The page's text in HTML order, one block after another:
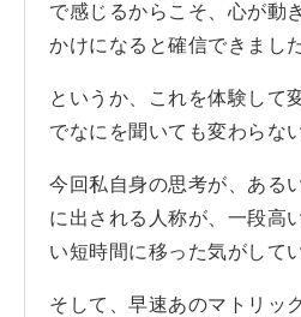
で感じるからこそ、心が動
かけになると確信できました
というか、これを体験して
でなにを聞いても変わらな
今回私自身の思考が、ある
に出される人称が、一段高
い短時間に移った気がして
そして、早速あのマトリッ